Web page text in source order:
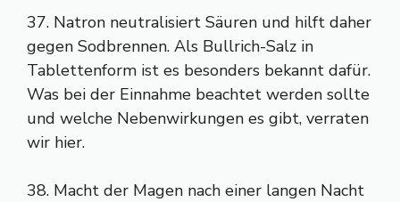
37. Natron neutralisiert Säuren und hilft daher
gegen Sodbrennen. Als Bullrich-Salz in
Tablettenform ist es besonders bekannt dafür.
Was bei der Einnahme beachtet werden sollte
und welche Nebenwirkungen es gibt, verraten
wir hier.
38. Macht der Magen nach einer langen Nacht